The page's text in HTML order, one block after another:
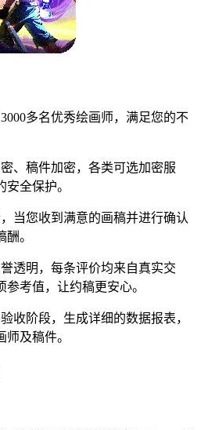
多名优秀绘画师，满足您的不
稿件加密，各类可选加密服
全保护。
您收到满意的画稿并进行确认
。
明，每条评价均来自真实交
考值，让约稿更安心。
阶段，生成详细的数据报表，
及稿件。